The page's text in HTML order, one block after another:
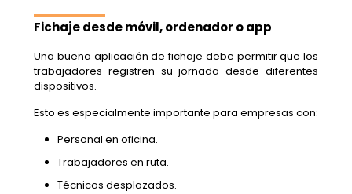
Fichaje desde móvil, ordenador o app
Una buena aplicación de fichaje debe permitir que los
trabajadores registren su jornada desde diferentes
dispositivos.
Esto es especialmente importante para empresas con:
Personal en oficina.
Trabajadores en ruta.
Técnicos desplazados.